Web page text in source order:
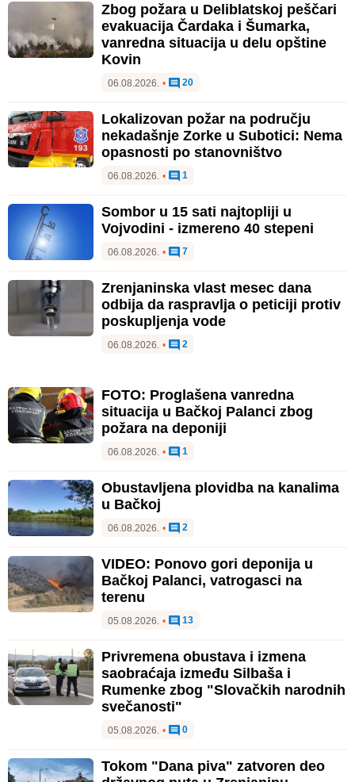
Zbog požara u Deliblatskoj peščari
evakuacija Čardaka i Šumarka,
vanredna situacija u delu opštine
Kovin
06.08.2026. • 20
Lokalizovan požar na području
nekadašnje Zorke u Subotici: Nema
opasnosti po stanovništvo
06.08.2026. • 1
Sombor u 15 sati najtopliji u
Vojvodini - izmereno 40 stepeni
06.08.2026. • 7
Zrenjaninska vlast mesec dana
odbija da raspravlja o peticiji protiv
poskupljenja vode
06.08.2026. • 2
FOTO: Proglašena vanredna
situacija u Bačkoj Palanci zbog
požara na deponiji
06.08.2026. • 1
Obustavljena plovidba na kanalima
u Bačkoj
06.08.2026. • 2
VIDEO: Ponovo gori deponija u
Bačkoj Palanci, vatrogasci na
terenu
05.08.2026. • 13
Privremena obustava i izmena
saobraćaja između Silbaša i
Rumenke zbog "Slovačkih narodnih
svečanosti"
05.08.2026. • 0
Tokom "Dana piva" zatvoren deo